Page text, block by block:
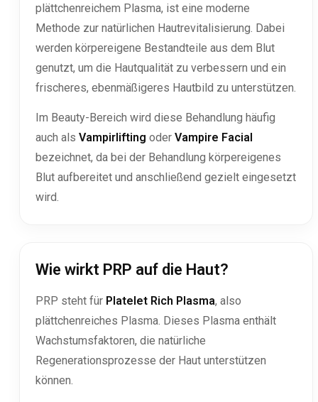
plättchenreichem Plasma, ist eine moderne
Methode zur natürlichen Hautrevitalisierung. Dabei
werden körpereigene Bestandteile aus dem Blut
genutzt, um die Hautqualität zu verbessern und ein
frischeres, ebenmäßigeres Hautbild zu unterstützen.
Im Beauty-Bereich wird diese Behandlung häufig
auch als Vampirlifting oder Vampire Facial
bezeichnet, da bei der Behandlung körpereigenes
Blut aufbereitet und anschließend gezielt eingesetzt
wird.
Wie wirkt PRP auf die Haut?
PRP steht für Platelet Rich Plasma, also
plättchenreiches Plasma. Dieses Plasma enthält
Wachstumsfaktoren, die natürliche
Regenerationsprozesse der Haut unterstützen
können.